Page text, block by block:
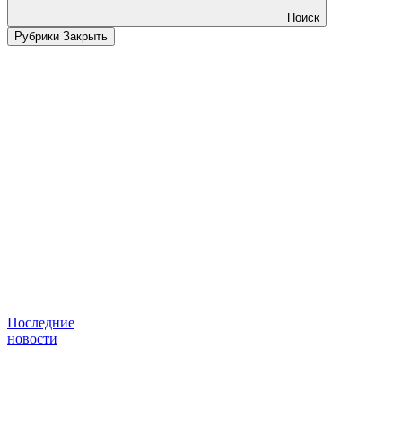
Поиск
Рубрики Закрыть
Последние
новости